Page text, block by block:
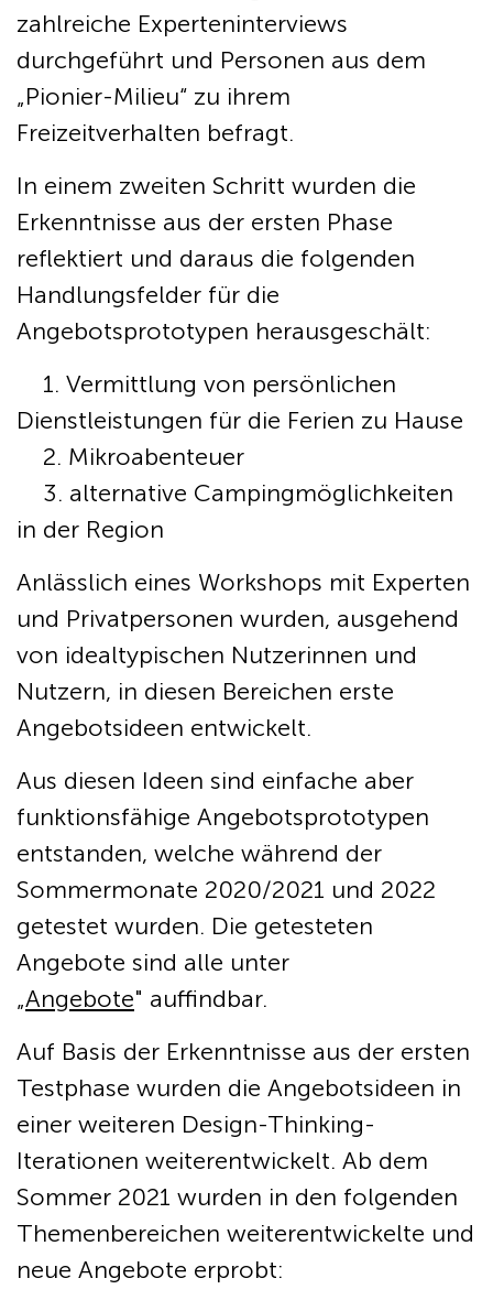
zahlreiche Experteninterviews
durchgeführt und Personen aus dem
„Pionier-Milieu“ zu ihrem
Freizeitverhalten befragt.
In einem zweiten Schritt wurden die
Erkenntnisse aus der ersten Phase
reflektiert und daraus die folgenden
Handlungsfelder für die
Angebotsprototypen herausgeschält:
1. Vermittlung von persönlichen
Dienstleistungen für die Ferien zu Hause
2. Mikroabenteuer
3. alternative Campingmöglichkeiten
in der Region
Anlässlich eines Workshops mit Experten
und Privatpersonen wurden, ausgehend
von idealtypischen Nutzerinnen und
Nutzern, in diesen Bereichen erste
Angebotsideen entwickelt.
Aus diesen Ideen sind einfache aber
funktionsfähige Angebotsprototypen
entstanden, welche während der
Sommermonate 2020/2021 und 2022
getestet wurden. Die getesteten
Angebote sind alle unter
„Angebote" auffindbar.
Auf Basis der Erkenntnisse aus der ersten
Testphase wurden die Angebotsideen in
einer weiteren Design-Thinking-
Iterationen weiterentwickelt. Ab dem
Sommer 2021 wurden in den folgenden
Themenbereichen weiterentwickelte und
neue Angebote erprobt: